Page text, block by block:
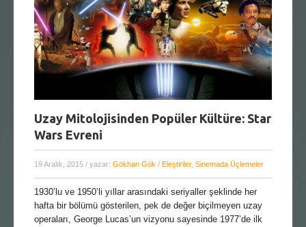
Uzay Mitolojisinden Popüler Kültüre: Star
Wars Evreni
19 Aralık, 2015 / yazar: Gökhan Gök / Eleştiriler, Sinemada Üçlemeler
1930’lu ve 1950’li yıllar arasındaki seriyaller şeklinde her
hafta bir bölümü gösterilen, pek de değer biçilmeyen uzay
operaları, George Lucas’un vizyonu sayesinde 1977’de ilk